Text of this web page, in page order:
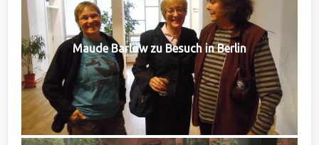
Maude Barlow zu Besuch in Berlin